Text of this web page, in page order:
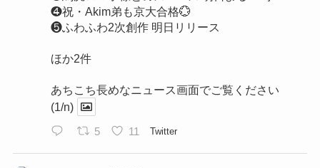
❹祝・Akim弟も京大合格💮
❺ふわふわ2次創作 明日リリース
ほか2件
あちこち長めなニュース画面でご覧ください
(1/n)
5 11 Twitter